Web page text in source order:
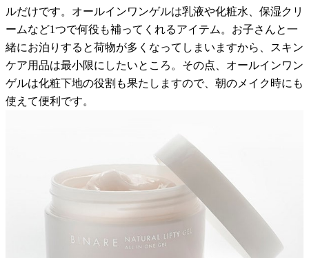
ルだけです。オールインワンゲルは乳液や化粧水、保湿クリ
ームなど1つで何役も補ってくれるアイテム。お子さんと一
緒にお泊りすると荷物が多くなってしまいますから、スキン
ケア用品は最小限にしたいところ。その点、オールインワン
ゲルは化粧下地の役割も果たしますので、朝のメイク時にも
使えて便利です。